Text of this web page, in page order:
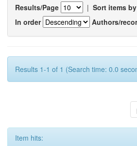
Results/Page | Sort items by
In order
Authors/
Results 1-1 of 1 (Search time: 0.0
Item hits: